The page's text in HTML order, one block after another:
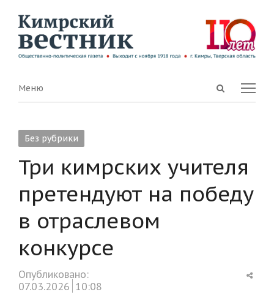
Open
Menu
Меню
Без рубрики
Три кимрских учителя
претендуют на победу
в отраслевом
конкурсе
Опубликовано:
07.03.2026 10:08